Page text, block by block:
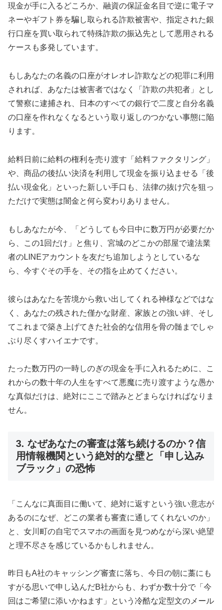
現金が手に入るどころか、融資の保証金名目で逆に電子マ
ネーやギフト券を騙し取られる詐欺被害や、指定された銀
行口座を買い取られて特殊詐欺の振込先として悪用される
ケースも多発しています。
もしあなたの名義の口座がオレオレ詐欺などの犯罪に利用
されれば、あなたは被害者ではなく「詐欺の共犯者」とし
て警察に逮捕され、日本のすべての銀行で二度と自分名義
の口座を作れなくなるという取り返しのつかない事態に陥
ります。
給料日前に給料の権利を売り渡す「給料ファクタリング」
や、商品の後払い決済を利用して現金を振り込ませる「後
払い現金化」といった新しい手口も、法律の抜け穴を狙っ
ただけで実態は闇金と何ら変わりありません。
もしあなたが今、「どうしても今日中に数万円が必要だか
ら、この1回だけ」と焦り、宮城のどこかの部屋で違法業
者のLINEアカウントを友だち追加しようとしているな
ら、今すぐその手を、その指を止めてください。
彼らはあなたを苦境から救い出してくれる神様などではな
く、あなたの残された僅かな財産、家族との強い絆、そし
てこれまで築き上げてきた社会的な信用を骨の髄までしゃ
ぶり尽くすハイエナです。
たった数万円の一時しのぎの現金を手に入れるために、こ
れからの数十年の人生をすべて悪魔に売り渡すような愚か
な真似だけは、絶対にここで踏みとどまらなければなりま
せん。
3. なぜあなたの審査は落ち続けるのか？信
用情報機関という絶対的な壁と「申し込み
ブラック」の恐怖
「こんなに真面目に働いて、絶対に返すという強い意志が
あるのになぜ、どこの業者も審査に通してくれないのか」
と、女川町の自宅でスマホの画面を見つめながら深い絶望
と理不尽さを感じているかもしれません。
昨日もA社のキャッシング審査に落ち、今日の朝に藁にも
すがる思いで申し込んだB社からも、わずか数十分で「今
回はご希望に添いかねます」という冷酷な定型文のメール